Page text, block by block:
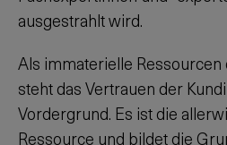
ausgestrahlt wird.
Als immaterielle Ressourcen
steht das Vertrauen der
Vordergrund. Es ist die
Ressource und bildet die